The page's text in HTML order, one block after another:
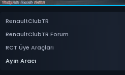
RenaultClubTR
RenaultClubTR Forum
RCT Üye Araçları
Ayın Aracı